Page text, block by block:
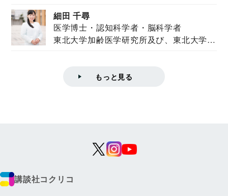
細田 千尋
医学博士・認知科学者・脳科学者
東北大学加齢医学研究所及び、東北大学大
もっと見る
講談社コクリコ